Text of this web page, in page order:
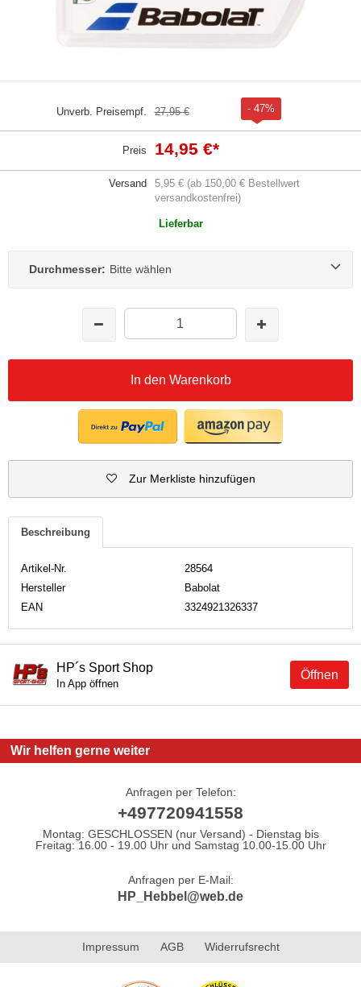
Unverb. Preisempf. 27,95 € - 47%
Preis 14,95 €*
Versand
5,95 € (ab 150,00 € Bestellwert
versandkostenfrei)
Lieferbar
Durchmesser: Bitte wählen
In den Warenkorb
Zur Merkliste hinzufügen
Beschreibung
Artikel-Nr.
28564
Hersteller
Babolat
EAN
3324921326337
Öffnen
HP´s Sport Shop
In App öffnen
Wir helfen gerne weiter
Anfragen per Telefon:
+497720941558
Montag: GESCHLOSSEN (nur Versand) - Dienstag bis
Freitag: 16.00 - 19.00 Uhr und Samstag 10.00-15.00 Uhr
Anfragen per E-Mail:
HP_Hebbel@web.de
Impressum AGB Widerrufsrecht